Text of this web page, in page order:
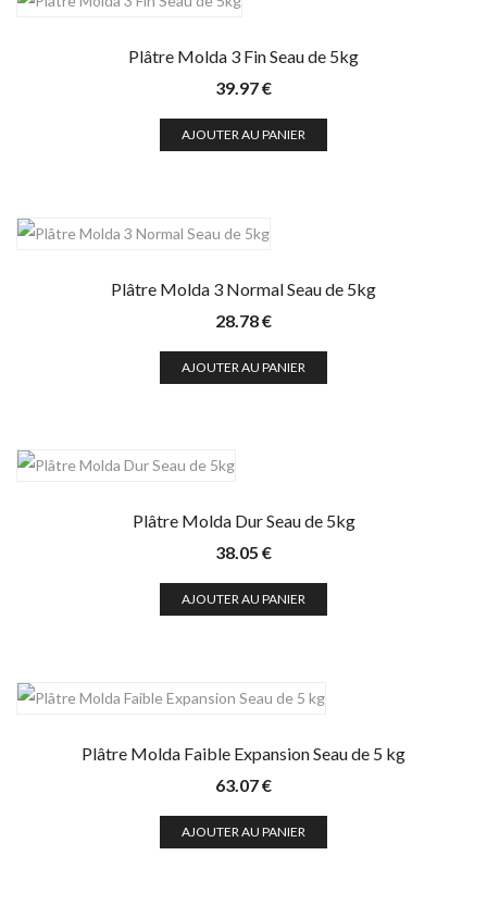
Plâtre Molda 3 Fin Seau de 5kg
39.97€
AJOUTER AU PANIER
Plâtre Molda 3 Normal Seau de 5kg
28.78€
AJOUTER AU PANIER
Plâtre Molda Dur Seau de 5kg
38.05 €
AJOUTER AU PANIER
Plâtre Molda Faible Expansion Seau de 5 kg
63.07€
AJOUTER AU PANIER